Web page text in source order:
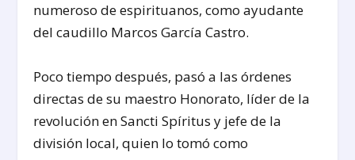
numeroso de espirituanos, como ayudante
del caudillo Marcos García Castro.
Poco tiempo después, pasó a las órdenes
directas de su maestro Honorato, líder de la
revolución en Sancti Spíritus y jefe de la
división local, quien lo tomó como